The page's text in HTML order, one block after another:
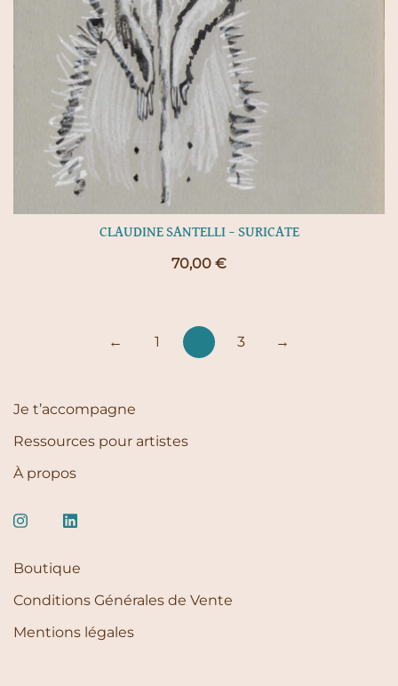
CLAUDINE SANTELLI – SURICATE
70,00 €
← 1 3 →
Je t’accompagne
Ressources pour artistes
À propos
Boutique
Conditions Générales de Vente
Mentions légales